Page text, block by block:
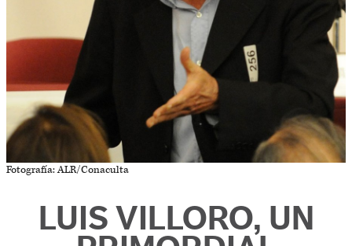
Fotografía: ALR/Conaculta
LUIS VILLORO, UN